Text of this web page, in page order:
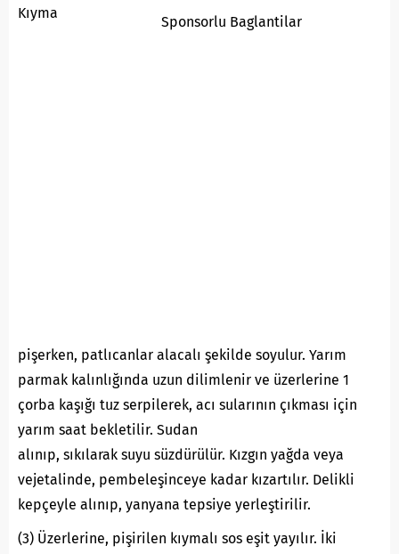
Sponsorlu Baglantilar
Kıyma
pişerken, patlıcanlar alacalı şekilde soyulur. Yarım
parmak kalınlığında uzun dilimlenir ve üzerlerine 1
çorba kaşığı tuz serpilerek, acı sularının çıkması için
yarım saat bekletilir. Sudan
alınıp, sıkılarak suyu süzdürülür. Kızgın yağda veya
vejetalinde, pembeleşinceye kadar kızartılır. Delikli
kepçeyle alınıp, yanyana tepsiye yerleştirilir.
(3) Üzerlerine, pişirilen kıymalı sos eşit yayılır. İki